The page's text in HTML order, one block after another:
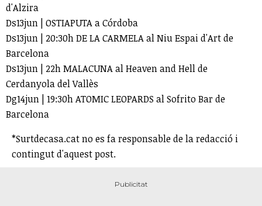
d'Alzira
Ds13jun | OSTIAPUTA a Córdoba
Ds13jun | 20:30h DE LA CARMELA al Niu Espai d'Art de
Barcelona
Ds13jun | 22h MALACUNA al Heaven and Hell de
Cerdanyola del Vallès
Dg14jun | 19:30h ATOMIC LEOPARDS al Sofrito Bar de
Barcelona
*Surtdecasa.cat no es fa responsable de la redacció i
contingut d'aquest post.